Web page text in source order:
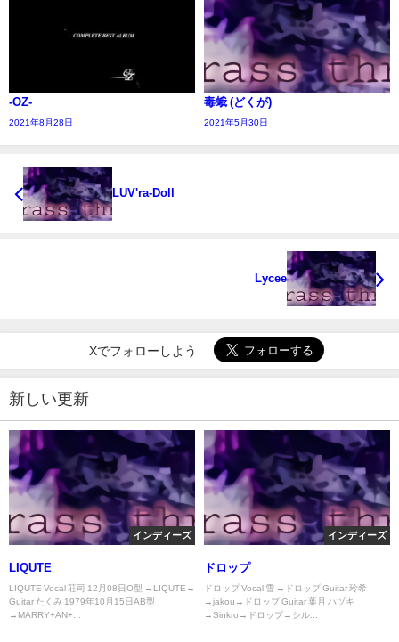
-OZ-
2021年8月28日
毒蛾 (どくが)
2021年5月30日
LUV'ra-Doll
Lycee
Xでフォローしよう
新しい更新
インディーズ
LIQUTE
LIQUTE Vocal 荘司 12月08日O型 →LIQUTE→
Guitar たくみ 1979年10月15日AB型
→MARRY+AN+...
インディーズ
ドロップ
ドロップ Vocal 雪 →ドロップ Guitar 玲希
→jakou→ドロップ Guitar 葉月 ハヅキ
→Sinkro→ドロップ→シル...